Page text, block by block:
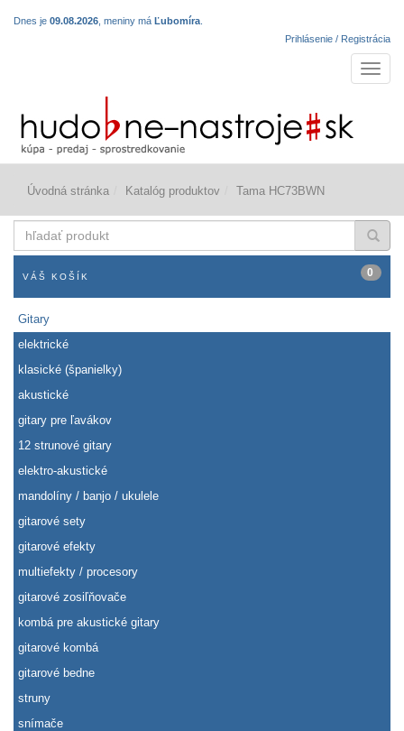
Dnes je 09.08.2026 , meniny má Ľubomíra
Prihlásenie / Registrácia
Úvodná stránka Katalóg produktov Tama HC73BWN
produkt
VÁŠ KOŠÍK 0
Gitary
elektrické
klasické (španielky)
akustické
gitary pre ľavákov
12 strunové gitary
elektro-akustické
mandolíny / banjo / ukulele
gitarové sety
gitarové efekty
multiefekty / procesory
gitarové zosiľňovače
kombá pre akustické gitary
gitarové kombá
gitarové bedne
struny
snímače